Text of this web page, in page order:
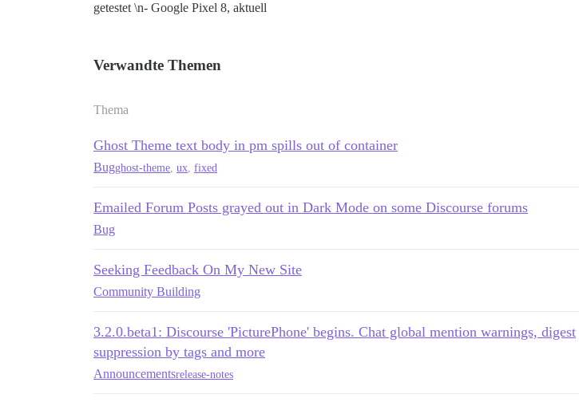
getestet \n- Google Pixel 8, aktuell
Verwandte Themen
Thema
Ghost Theme text body in pm spills out of container
Bugghost-theme ux fixed
Emailed Forum Posts grayed out in Dark Mode on some Discourse forums
Bug
Seeking Feedback On My New Site
Community Building
3.2.0.beta1: Discourse 'PicturePhone' begins. Chat global mention warnings, digest
suppression by tags and more
Announcementsrelease-notes